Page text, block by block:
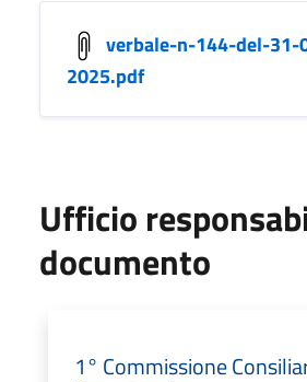
verbale-n-144-del-31-
2025.pdf
Ufficio
documento
1° Commissione